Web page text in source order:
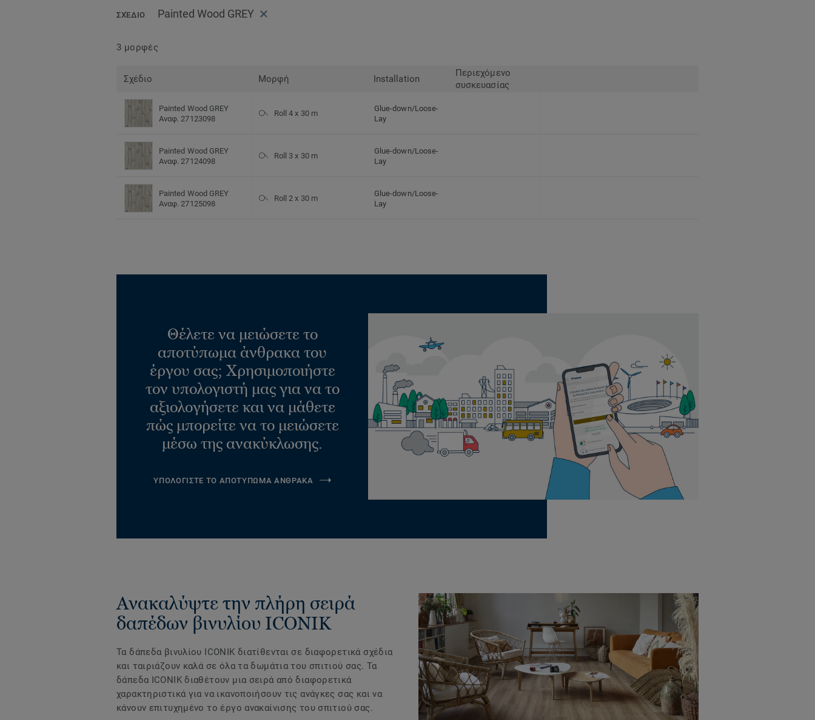
ΣΧΈΔΙΟ Painted Wood GREY
3 μορφές
Σχέδιο Μορφή Installation
Περιεχόμενο
συσκευασίας
Painted Wood GREY
Αναφ. 27123098
Roll 4 x 30 m
Glue-down/Loose-
Lay
Painted Wood GREY
Αναφ. 27124098
Roll 3 x 30 m
Glue-down/Loose-
Lay
Painted Wood GREY
Αναφ. 27125098
Roll 2 x 30 m
Glue-down/Loose-
Lay
Θέλετε να μειώσετε το
αποτύπωμα άνθρακα του
έργου σας; Χρησιμοποιήστε
τον υπολογιστή μας για να το
αξιολογήσετε και να μάθετε
πώς μπορείτε να το μειώσετε
μέσω της ανακύκλωσης.
ΥΠΟΛΟΓΙΣΤΕ ΤΟ ΑΠΟΤΥΠΩΜΑ ΑΝΘΡΑΚΑ
Ανακαλύψτε την πλήρη σειρά
δαπέδων βινυλίου ICONIK
Τα δάπεδα βινυλίου ICONIK διατίθενται σε διαφορετικά σχέδια
και ταιριάζουν καλά σε όλα τα δωμάτια του σπιτιού σας. Τα
δάπεδα ICONIK διαθέτουν μια σειρά από διαφορετικά
χαρακτηριστικά για να ικανοποιήσουν τις ανάγκες σας και να
κάνουν επιτυχημένο το έργο ανακαίνισης του σπιτιού σας.